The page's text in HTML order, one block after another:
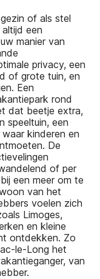
of als stel
een
manier van
privacy, een
of grote tuin, en
Een
rond
dat beetje extra,
speeltuin, een
kinderen en
De
of per
een meer om te
van het
voelen zich
Limoges,
en kleine
ontdekken. Zo
le-Long het
van